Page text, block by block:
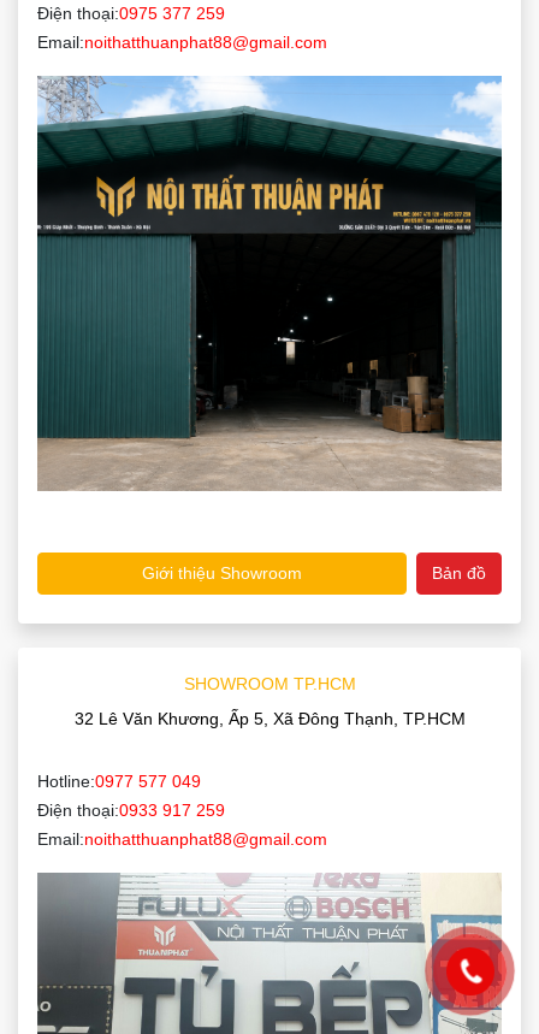
Điện thoại:0975 377 259
Email:noithatthuanphat88@gmail.com
Giới thiệu Showroom Bản đồ
SHOWROOM TP.HCM
32 Lê Văn Khương, Ấp 5, Xã Đông Thạnh, TP.HCM
Hotline:0977 577 049
Điện thoại:0933 917 259
Email:noithatthuanphat88@gmail.com